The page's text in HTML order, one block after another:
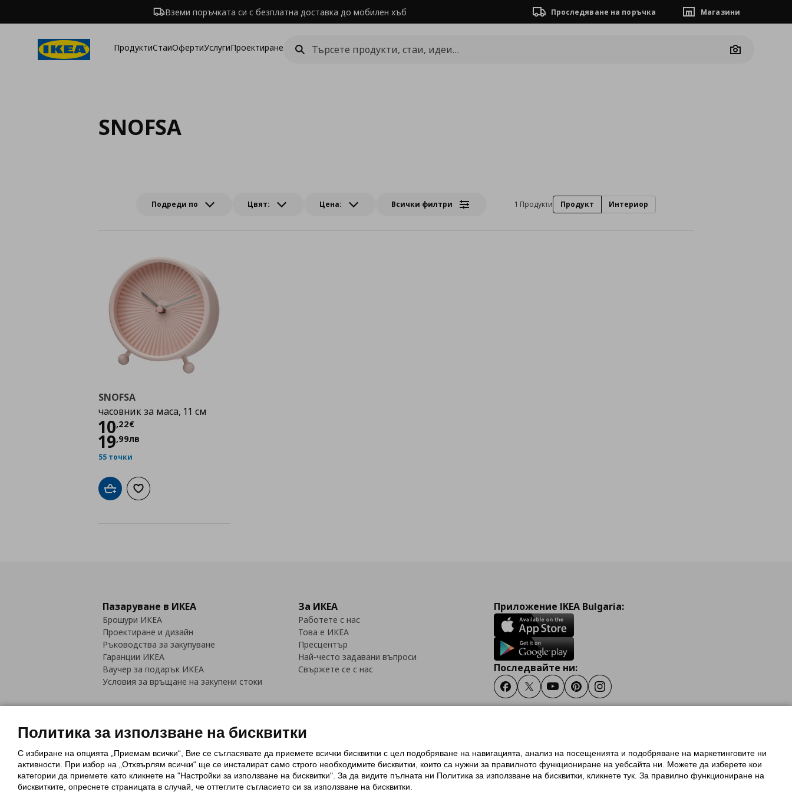
Вземи поръчката си с безплатна доставка до мобилен хъб Проследяване на поръчка Магазини
ПродуктиСтаиОфертиУслугиПроектиране
Camera
SNOFSA
Подреди по Цвят: Цена: Всички филтри 1 Продукти Продукт Интериор
SNOFSA
часовник за маса, 11 см
10,22€
Цена
19,99лв
55 точки
Добави в кошницата
Добави към списъка с любими
Пазаруване в ИКЕА
Брошури ИКЕА
Проектиране и дизайн
Ръководства за закупуване
Гаранции ИКЕА
Ваучер за подарък ИКЕА
Условия за връщане на закупени стоки
За ИКЕА
Работете с нас
Това е ИКЕА
Пресцентър
Най-често задавани въпроси
Свържете се с нас
Приложение IKEA Bulgaria:
Последвайте ни:
FacebookTwitterYoutubePinterestInstagram
Политика за използване на бисквитки (Cookies)Избор на настройки за използване на бисквиткиУсловия за ползване на ikea.bg
Обща политика за личните данни
Политика за защита на личните данни на ikea.bg
Общи условия на програма IKEA Family
Политика за защита на лични данни на програма IKEA Family
Политика за използване на бисквитки
С избиране на опцията „Приемам всички“, Вие се съгласявате да приемете всички бисквитки с цел подобряване на навигацията, анализ на посещенията и подобряване на маркетинговите ни
активности. При избор на „Отхвърлям всички“ ще се инсталират само строго необходимитe бисквитки, които са нужни за правилното функциониране на уебсайта ни. Можете да изберете кои
категории да приемете като кликнете на "Настройки за използване на бисквитки". За да видите пълната ни Политика за използване на бисквитки, кликнете тук. За правилно функциониране на
бисквитките, опреснете страницата в случай, че оттеглите съгласието си за използване на бисквитки.